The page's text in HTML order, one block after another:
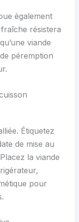
également
résistera
viande
péremption
Étiquetez
de mise au
la viande
pour